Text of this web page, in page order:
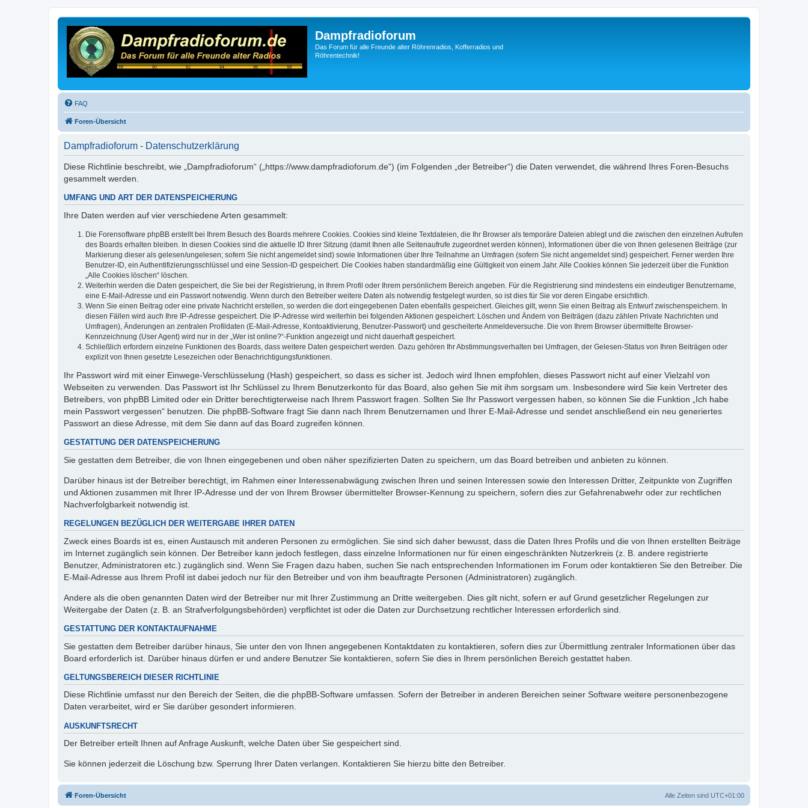
Dampfradioforum
Das Forum für alle Freunde alter Röhrenradios, Kofferradios und
Röhrentechnik!
FAQ
Foren-Übersicht
Dampfradioforum - Datenschutzerklärung
Diese Richtlinie beschreibt, wie „Dampfradioforum“ („https://www.dampfradioforum.de“) (im Folgenden „der Betreiber“) die Daten verwendet, die während Ihres Foren-Besuchs
gesammelt werden.
UMFANG UND ART DER DATENSPEICHERUNG
Ihre Daten werden auf vier verschiedene Arten gesammelt:
Die Forensoftware phpBB erstellt bei Ihrem Besuch des Boards mehrere Cookies. Cookies sind kleine Textdateien, die Ihr Browser als temporäre Dateien ablegt und die zwischen den einzelnen Aufrufen
des Boards erhalten bleiben. In diesen Cookies sind die aktuelle ID Ihrer Sitzung (damit Ihnen alle Seitenaufrufe zugeordnet werden können), Informationen über die von Ihnen gelesenen Beiträge (zur
Markierung dieser als gelesen/ungelesen; sofern Sie nicht angemeldet sind) sowie Informationen über Ihre Teilnahme an Umfragen (sofern Sie nicht angemeldet sind) gespeichert. Ferner werden Ihre
Benutzer-ID, ein Authentifizierungsschlüssel und eine Session-ID gespeichert. Die Cookies haben standardmäßig eine Gültigkeit von einem Jahr. Alle Cookies können Sie jederzeit über die Funktion
„Alle Cookies löschen“ löschen.
Weiterhin werden die Daten gespeichert, die Sie bei der Registrierung, in Ihrem Profil oder Ihrem persönlichem Bereich angeben. Für die Registrierung sind mindestens ein eindeutiger Benutzername,
eine E-Mail-Adresse und ein Passwort notwendig. Wenn durch den Betreiber weitere Daten als notwendig festgelegt wurden, so ist dies für Sie vor deren Eingabe ersichtlich.
Wenn Sie einen Beitrag oder eine private Nachricht erstellen, so werden die dort eingegebenen Daten ebenfalls gespeichert. Gleiches gilt, wenn Sie einen Beitrag als Entwurf zwischenspeichern. In
diesen Fällen wird auch Ihre IP-Adresse gespeichert. Die IP-Adresse wird weiterhin bei folgenden Aktionen gespeichert: Löschen und Ändern von Beiträgen (dazu zählen Private Nachrichten und
Umfragen), Änderungen an zentralen Profildaten (E-Mail-Adresse, Kontoaktivierung, Benutzer-Passwort) und gescheiterte Anmeldeversuche. Die von Ihrem Browser übermittelte Browser-
Kennzeichnung (User Agent) wird nur in der „Wer ist online?“-Funktion angezeigt und nicht dauerhaft gespeichert.
Schließlich erfordern einzelne Funktionen des Boards, dass weitere Daten gespeichert werden. Dazu gehören Ihr Abstimmungsverhalten bei Umfragen, der Gelesen-Status von Ihren Beiträgen oder
explizit von Ihnen gesetzte Lesezeichen oder Benachrichtigungsfunktionen.
Ihr Passwort wird mit einer Einwege-Verschlüsselung (Hash) gespeichert, so dass es sicher ist. Jedoch wird Ihnen empfohlen, dieses Passwort nicht auf einer Vielzahl von
Webseiten zu verwenden. Das Passwort ist Ihr Schlüssel zu Ihrem Benutzerkonto für das Board, also gehen Sie mit ihm sorgsam um. Insbesondere wird Sie kein Vertreter des
Betreibers, von phpBB Limited oder ein Dritter berechtigterweise nach Ihrem Passwort fragen. Sollten Sie Ihr Passwort vergessen haben, so können Sie die Funktion „Ich habe
mein Passwort vergessen“ benutzen. Die phpBB-Software fragt Sie dann nach Ihrem Benutzernamen und Ihrer E-Mail-Adresse und sendet anschließend ein neu generiertes
Passwort an diese Adresse, mit dem Sie dann auf das Board zugreifen können.
GESTATTUNG DER DATENSPEICHERUNG
Sie gestatten dem Betreiber, die von Ihnen eingegebenen und oben näher spezifizierten Daten zu speichern, um das Board betreiben und anbieten zu können.
Darüber hinaus ist der Betreiber berechtigt, im Rahmen einer Interessenabwägung zwischen Ihren und seinen Interessen sowie den Interessen Dritter, Zeitpunkte von Zugriffen
und Aktionen zusammen mit Ihrer IP-Adresse und der von Ihrem Browser übermittelter Browser-Kennung zu speichern, sofern dies zur Gefahrenabwehr oder zur rechtlichen
Nachverfolgbarkeit notwendig ist.
REGELUNGEN BEZÜGLICH DER WEITERGABE IHRER DATEN
Zweck eines Boards ist es, einen Austausch mit anderen Personen zu ermöglichen. Sie sind sich daher bewusst, dass die Daten Ihres Profils und die von Ihnen erstellten Beiträge
im Internet zugänglich sein können. Der Betreiber kann jedoch festlegen, dass einzelne Informationen nur für einen eingeschränkten Nutzerkreis (z. B. andere registrierte
Benutzer, Administratoren etc.) zugänglich sind. Wenn Sie Fragen dazu haben, suchen Sie nach entsprechenden Informationen im Forum oder kontaktieren Sie den Betreiber. Die
E-Mail-Adresse aus Ihrem Profil ist dabei jedoch nur für den Betreiber und von ihm beauftragte Personen (Administratoren) zugänglich.
Andere als die oben genannten Daten wird der Betreiber nur mit Ihrer Zustimmung an Dritte weitergeben. Dies gilt nicht, sofern er auf Grund gesetzlicher Regelungen zur
Weitergabe der Daten (z. B. an Strafverfolgungsbehörden) verpflichtet ist oder die Daten zur Durchsetzung rechtlicher Interessen erforderlich sind.
GESTATTUNG DER KONTAKTAUFNAHME
Sie gestatten dem Betreiber darüber hinaus, Sie unter den von Ihnen angegebenen Kontaktdaten zu kontaktieren, sofern dies zur Übermittlung zentraler Informationen über das
Board erforderlich ist. Darüber hinaus dürfen er und andere Benutzer Sie kontaktieren, sofern Sie dies in Ihrem persönlichen Bereich gestattet haben.
GELTUNGSBEREICH DIESER RICHTLINIE
Diese Richtlinie umfasst nur den Bereich der Seiten, die die phpBB-Software umfassen. Sofern der Betreiber in anderen Bereichen seiner Software weitere personenbezogene
Daten verarbeitet, wird er Sie darüber gesondert informieren.
AUSKUNFTSRECHT
Der Betreiber erteilt Ihnen auf Anfrage Auskunft, welche Daten über Sie gespeichert sind.
Sie können jederzeit die Löschung bzw. Sperrung Ihrer Daten verlangen. Kontaktieren Sie hierzu bitte den Betreiber.
Foren-Übersicht Alle Zeiten sind UTC+01:00